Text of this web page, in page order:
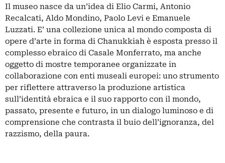
Il museo nasce da un’idea di Elio Carmi, Antonio
Recalcati, Aldo Mondino, Paolo Levi e Emanuele
Luzzati. E’ una collezione unica al mondo composta di
opere d’arte in forma di Chanukkiah è esposta presso il
complesso ebraico di Casale Monferrato, ma anche
oggetto di mostre temporanee organizzate in
collaborazione con enti museali europei: uno strumento
per riflettere attraverso la produzione artistica
sull’identità ebraica e il suo rapporto con il mondo,
passato, presente e futuro, in un dialogo luminoso e di
comprensione che contrasta il buio dell’ignoranza, del
razzismo, della paura.